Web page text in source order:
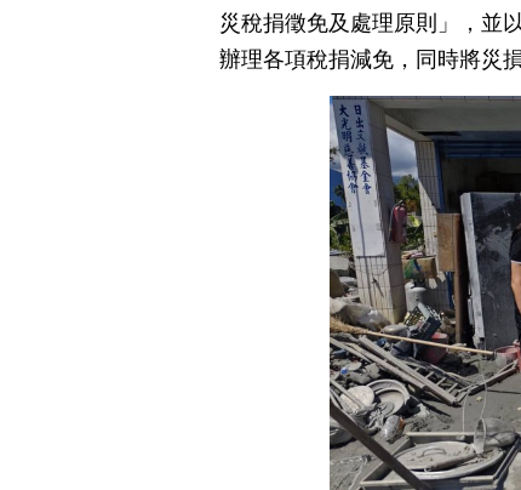
災稅捐徵免及處理原則」，並
辦理各項稅捐減免，同時將災